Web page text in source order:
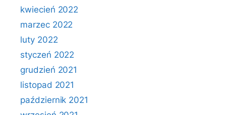
kwiecień 2022
marzec 2022
luty 2022
styczeń 2022
grudzień 2021
listopad 2021
październik 2021